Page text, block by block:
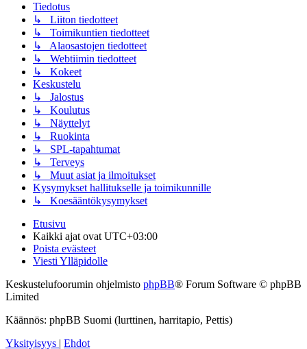
Tiedotus
↳ Liiton tiedotteet
↳ Toimikuntien tiedotteet
↳ Alaosastojen tiedotteet
↳ Webtiimin tiedotteet
↳ Kokeet
Keskustelu
↳ Jalostus
↳ Koulutus
↳ Näyttelyt
↳ Ruokinta
↳ SPL-tapahtumat
↳ Terveys
↳ Muut asiat ja ilmoitukset
Kysymykset hallitukselle ja toimikunnille
↳ Koesääntökysymykset
Etusivu
Kaikki ajat ovatUTC+03:00
Poista evästeet
Viesti Ylläpidolle
Keskustelufoorumin ohjelmisto phpBB® Forum Software © phpBB
Limited
Käännös: phpBB Suomi (lurttinen, harritapio, Pettis)
Yksityisyys
Ehdot